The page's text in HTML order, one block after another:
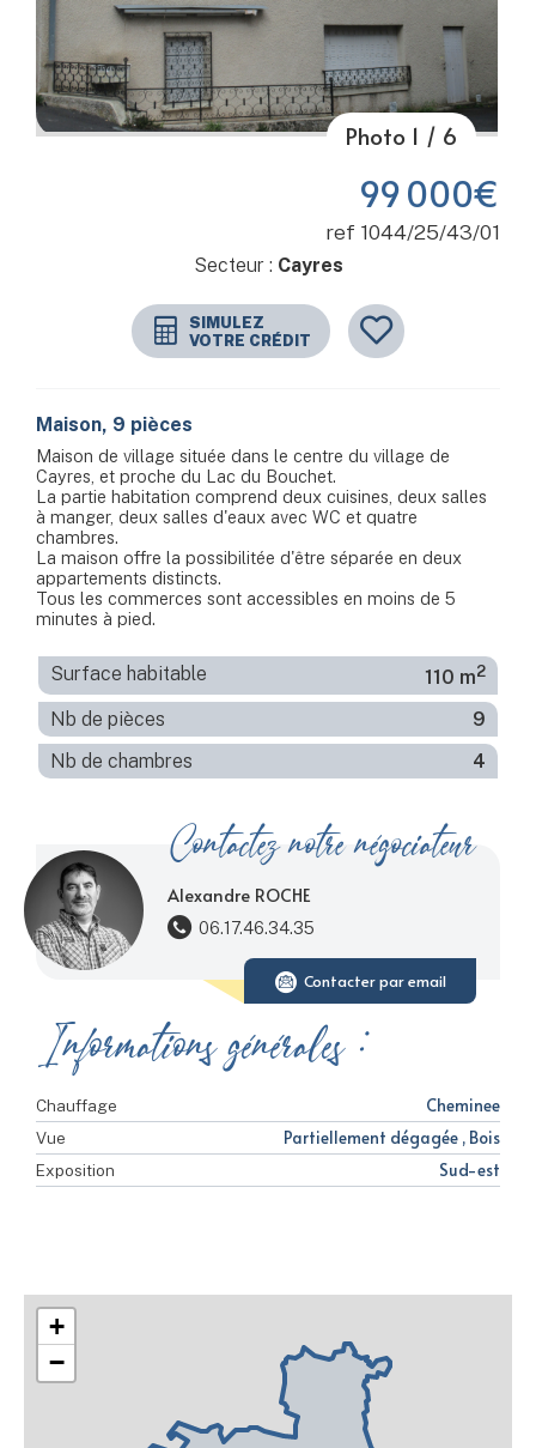
Photo 1 / 6
99 000€
ref 1044/25/43/01
Secteur : Cayres
SIMULEZ
VOTRE CRÉDIT
Maison, 9 pièces
Maison de village située dans le centre du village de
Cayres, et proche du Lac du Bouchet.
La partie habitation comprend deux cuisines, deux salles
à manger, deux salles d'eaux avec WC et quatre
chambres.
La maison offre la possibilitée d'être séparée en deux
appartements distincts.
Tous les commerces sont accessibles en moins de 5
minutes à pied.
Surface habitable 110 m2
Nb de pièces
9
Nb de chambres
4
Contactez notre négociateur
Alexandre ROCHE
06.17.46.34.35
Contacter par email
Informations générales :
Chauffage Cheminee
Vue Partiellement dégagée , Bois
Exposition Sud-est
+
−